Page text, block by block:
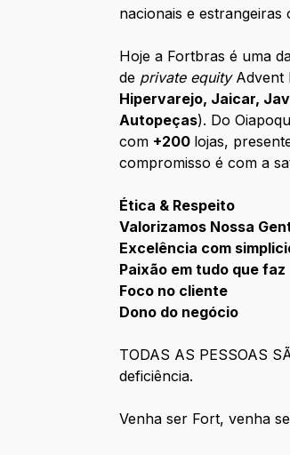
nacionais e estrangeiras
Hoje a Fortbras é uma
de private equityAdvent
Hipervarejo, Jaicar,
Autopeças). Do
com +200 lojas,
compromisso é com a
Ética & Respeito
Valorizamos Nossa
Excelência com
Paixão em tudo que faz
Foco no cliente
Dono do negócio
TODAS AS PESSOAS
deficiência.
Venha ser Fort, venha